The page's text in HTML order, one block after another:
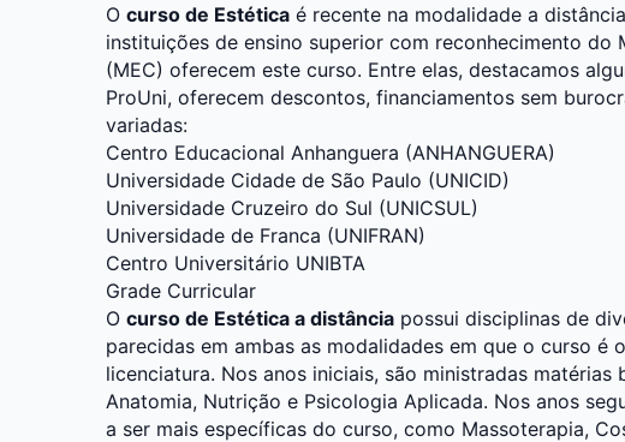
O curso de Estética é recente na modalidade a
instituições de ensino superior com reconhecimento do
(MEC) oferecem este curso. Entre elas, destacamos
ProUni, oferecem descontos, financiamentos sem
variadas:
Centro Educacional Anhanguera (ANHANGUERA)
Universidade Cidade de São Paulo (UNICID)
Universidade Cruzeiro do Sul (UNICSUL)
Universidade de Franca (UNIFRAN)
Centro Universitário UNIBTA
Grade Curricular
O curso de Estética a distância possui disciplinas de
parecidas em ambas as modalidades em que o curso é
licenciatura. Nos anos iniciais, são ministradas matérias
Anatomia, Nutrição e Psicologia Aplicada. Nos anos
a ser mais específicas do curso, como Massoterapia,